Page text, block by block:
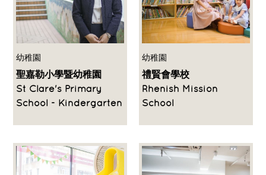
幼稚園
聖嘉勒小學暨幼稚園
St Clare's Primary
School - Kindergarten
幼稚園
禮賢會學校
Rhenish Mission
School